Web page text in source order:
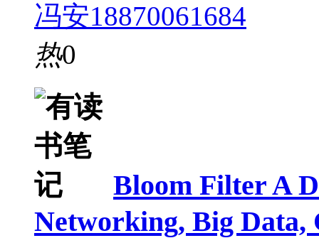
冯安18870061684
热0
Bloom Filter A
Networking, Big Data,